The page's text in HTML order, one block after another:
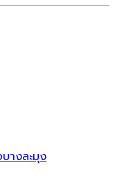
างละมุง